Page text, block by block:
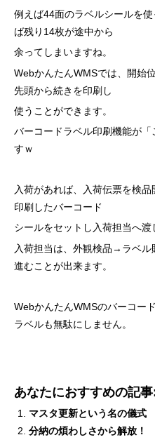
例えば44面のラベルシールを
ば残り14枚が途中から
余ってしまいますね。
WebかんたんWMSでは、開始
先頭から続きを印刷し
使うことができます。
バーコードラベル印刷機能が
すｗ
入荷があれば、入荷伝票を検
印刷したバーコード
シールをセットし入荷担当へ渡
入荷担当は、外観検品→ラベ
進むことが出来ます。
WebかんたんWMSのバーコー
ラベルも無駄にしません。
あなたにおすすめの記
マスタ更新という名の儀式
分納の煩わしさから解放！